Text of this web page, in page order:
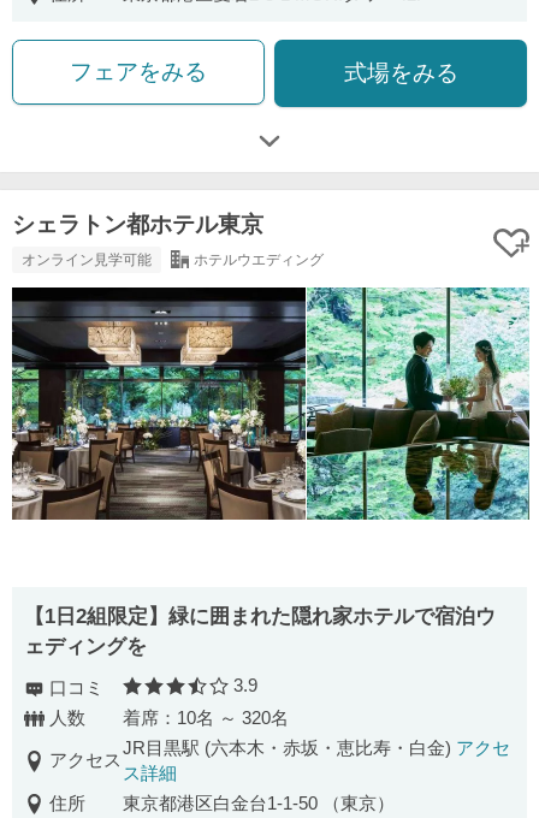
フェアをみる 式場をみる
シェラトン都ホテル東京
オンライン見学可能 ホテルウエディング
【1日2組限定】緑に囲まれた隠れ家ホテルで宿泊ウ
ェディングを
口コミ 口コミ評価
3.9
人数
着席：10名 ～ 320名
アクセス
JR目黒駅 (六本木・赤坂・恵比寿・白金) アクセ
ス詳細
住所
東京都港区白金台1-1-50 （東京）